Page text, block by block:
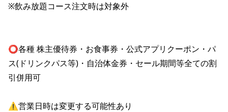
※飲み放題コース注文時は対象外
⭕️各種 株主優待券・お食事券・公式アプリクーポン・パ
ス(ドリンクパス等)・自治体金券・セール期間等全ての割
引併用可
⚠️営業日時は変更する可能性あり